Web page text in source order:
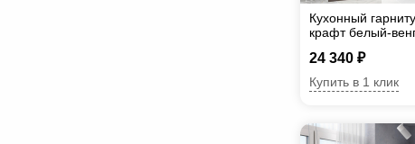
Кухонный
крафт белый-
24 340 ₽
Купить в 1 клик